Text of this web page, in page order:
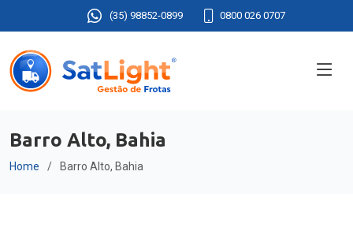
(35) 98852-0899 0800 026 0707
Barro Alto, Bahia
Home Barro Alto, Bahia